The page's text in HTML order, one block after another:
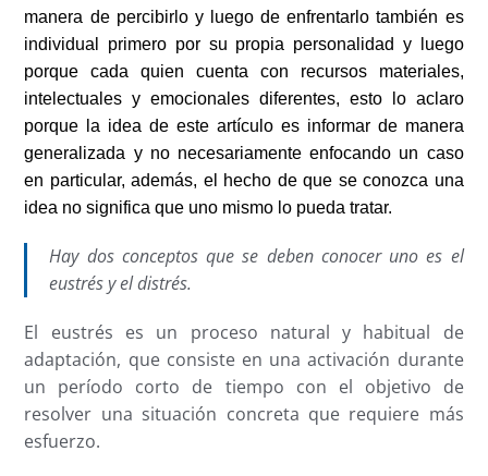
manera de percibirlo y luego de enfrentarlo también es
individual primero por su propia personalidad y luego
porque cada quien cuenta con recursos materiales,
intelectuales y emocionales diferentes, esto lo aclaro
porque la idea de este artículo es informar de manera
generalizada y no necesariamente enfocando un caso
en particular, además, el hecho de que se conozca una
idea no significa que uno mismo lo pueda tratar.
Hay dos conceptos que se deben conocer uno es el
eustrés y el distrés.
El eustrés es un proceso natural y habitual de
adaptación, que consiste en una activación durante
un período corto de tiempo con el objetivo de
resolver una situación concreta que requiere más
esfuerzo.